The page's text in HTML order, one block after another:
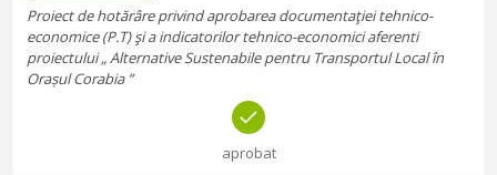
Proiect de hotărâre privind aprobarea documentaţiei tehnico-
economice (P.T) şi a indicatorilor tehnico-economici aferenti
proiectului „ Alternative Sustenabile pentru Transportul Local în
Orașul Corabia ”
aprobat